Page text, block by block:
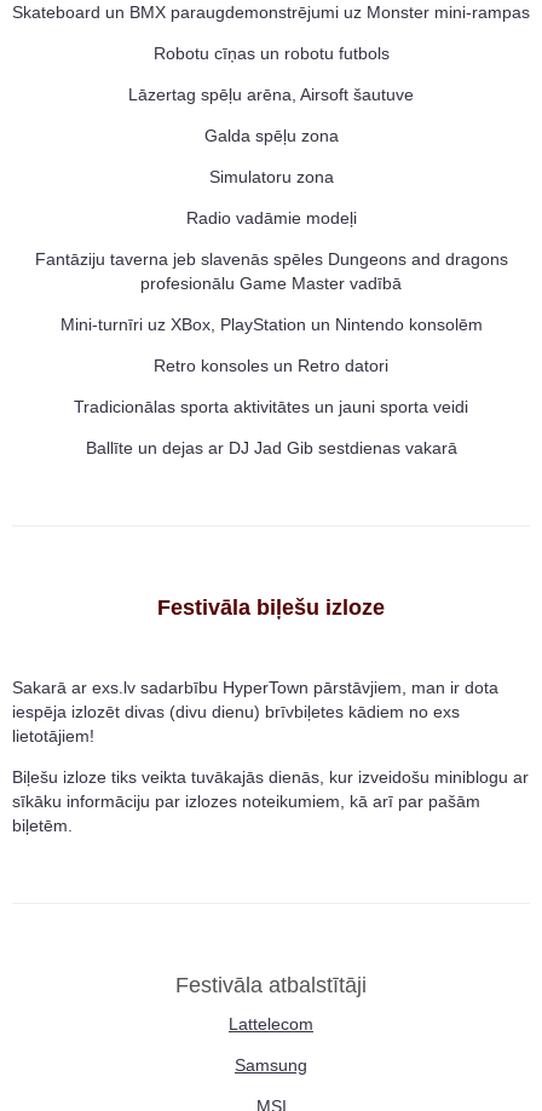
Skateboard un BMX paraugdemonstrējumi uz Monster mini-rampas
Robotu cīņas un robotu futbols
Lāzertag spēļu arēna, Airsoft šautuve
Galda spēļu zona
Simulatoru zona
Radio vadāmie modeļi
Fantāziju taverna jeb slavenās spēles Dungeons and dragons
profesionālu Game Master vadībā
Mini-turnīri uz XBox, PlayStation un Nintendo konsolēm
Retro konsoles un Retro datori
Tradicionālas sporta aktivitātes un jauni sporta veidi
Ballīte un dejas ar DJ Jad Gib sestdienas vakarā
Festivāla biļešu izloze
Sakarā ar exs.lv sadarbību HyperTown pārstāvjiem, man ir dota
iespēja izlozēt divas (divu dienu) brīvbiļetes kādiem no exs
lietotājiem!
Biļešu izloze tiks veikta tuvākajās dienās, kur izveidošu miniblogu ar
sīkāku informāciju par izlozes noteikumiem, kā arī par pašām
biļetēm.
Festivāla atbalstītāji
Lattelecom
Samsung
MSI